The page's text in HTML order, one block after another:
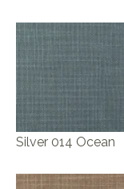
Silver 014 Ocean